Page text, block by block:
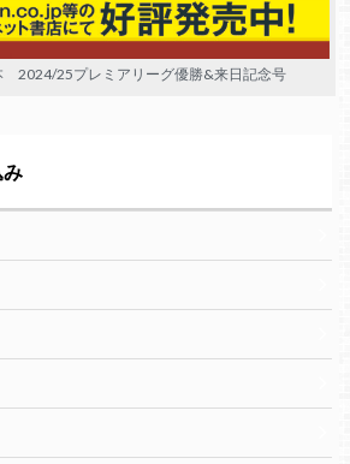
2024/25プレミアリーグ優勝&来日記念号